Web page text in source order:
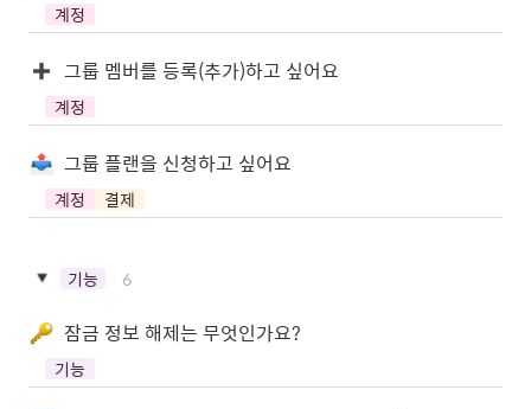
계정
그룹 멤버를 등록(추가)하고 싶어요
계정
그룹 플랜을 신청하고 싶어요
계정 결제
기능 6
잠금 정보 해제는 무엇인가요?
기능